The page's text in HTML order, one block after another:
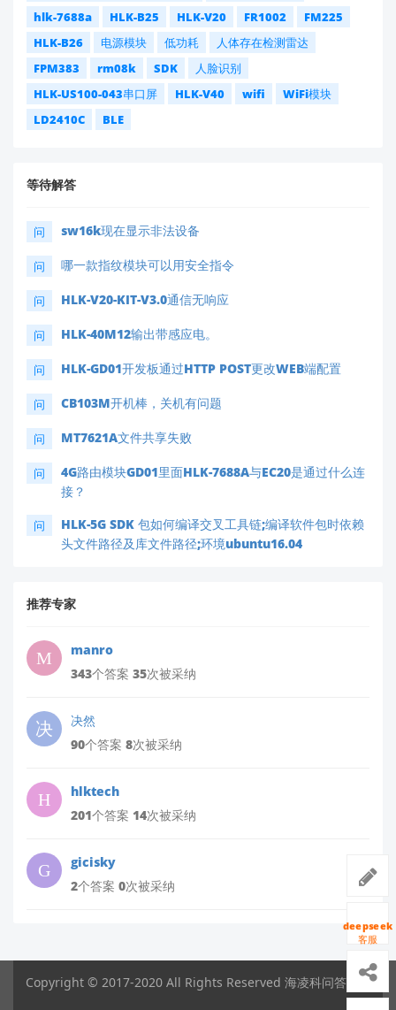
hlk-7688a
HLK-B25 HLK-V20 FR1002
FM225
HLK-B26
电源模块 低功耗
人体存在检测雷达
FPM383
rm08k SDK
人脸识别
HLK-US100-043串口屏
HLK-V40 wifi
WiFi模块
LD2410C
BLE
等待解答
问 sw16k现在显示非法设备
问 哪一款指纹模块可以用安全指令
问 HLK-V20-KIT-V3.0通信无响应
问 HLK-40M12输出带感应电。
问 HLK-GD01开发板通过HTTP POST更改WEB端配置
问 CB103M开机棒，关机有问题
问 MT7621A文件共享失败
问
4G路由模块GD01里面HLK-7688A与EC20是通过什么连
接？
问
HLK-5G SDK 包如何编译交叉工具链;编译软件包时依赖
头文件路径及库文件路径;环境ubuntu16.04
推荐专家
manro
343个答案 35次被采纳
决然
90个答案 8次被采纳
hlktech
201个答案 14次被采纳
gicisky
2个答案 0次被采纳
Copyright © 2017-2020 All Rights Reserved 海凌科问答平台
deepseek
客服